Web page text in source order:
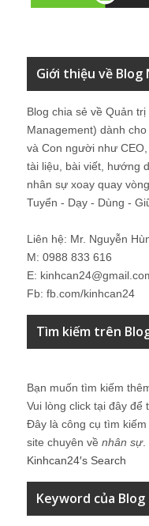
Giới thiệu về Blog
Blog chia sẻ về Quản
Management) dành
và Con người như
tài liệu, bài viết, hướng
nhân sự xoay quay
Tuyển - Dạy - Dùng -
Liên hệ: Mr. Nguyễn
M: 0988 833 616
E:
Fb: fb.com/kinhcan24
Tìm kiếm trên
Bạn muốn tìm kiếm
Vui lòng click tại đây để
Đây là công cụ tìm
site chuyên về nhân sự.
Kinhcan24′s Search
Keyword của Blog